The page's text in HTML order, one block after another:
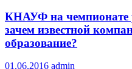
КНАУФ на чемпионате
зачем известной
образование?
01.06.2016 admin